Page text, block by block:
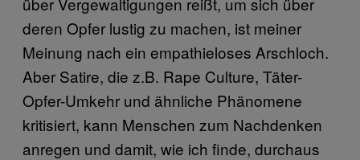
deren Opfer lustig zu machen, ist meiner
Meinung nach ein empathieloses Arschloch.
Aber Satire, die z.B. Rape Culture, Täter-
Opfer-Umkehr und ähnliche Phänomene
kritisiert, kann Menschen zum Nachdenken
anregen und damit, wie ich finde, durchaus